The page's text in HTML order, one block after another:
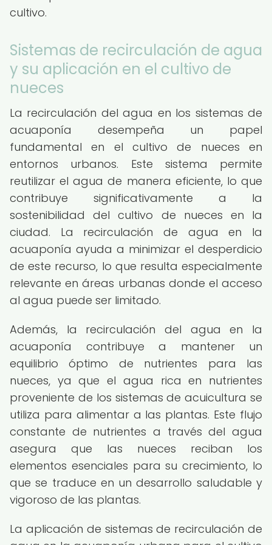
cultivo.
Sistemas de recirculación de agua
y su aplicación en el cultivo de
nueces
La recirculación del agua en los sistemas de
acuaponía desempeña un papel
fundamental en el cultivo de nueces en
entornos urbanos. Este sistema permite
reutilizar el agua de manera eficiente, lo que
contribuye significativamente a la
sostenibilidad del cultivo de nueces en la
ciudad. La recirculación de agua en la
acuaponía ayuda a minimizar el desperdicio
de este recurso, lo que resulta especialmente
relevante en áreas urbanas donde el acceso
al agua puede ser limitado.
Además, la recirculación del agua en la
acuaponía contribuye a mantener un
equilibrio óptimo de nutrientes para las
nueces, ya que el agua rica en nutrientes
proveniente de los sistemas de acuicultura se
utiliza para alimentar a las plantas. Este flujo
constante de nutrientes a través del agua
asegura que las nueces reciban los
elementos esenciales para su crecimiento, lo
que se traduce en un desarrollo saludable y
vigoroso de las plantas.
La aplicación de sistemas de recirculación de